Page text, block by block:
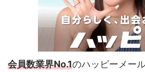
会員数業界No.1のハッピーメー